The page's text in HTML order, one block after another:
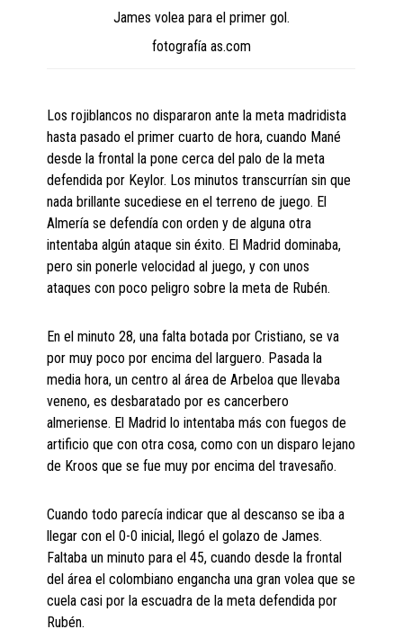
James volea para el primer gol.
fotografía as.com
Los rojiblancos no dispararon ante la meta madridista
hasta pasado el primer cuarto de hora, cuando Mané
desde la frontal la pone cerca del palo de la meta
defendida por Keylor. Los minutos transcurrían sin que
nada brillante sucediese en el terreno de juego. El
Almería se defendía con orden y de alguna otra
intentaba algún ataque sin éxito. El Madrid dominaba,
pero sin ponerle velocidad al juego, y con unos
ataques con poco peligro sobre la meta de Rubén.
En el minuto 28, una falta botada por Cristiano, se va
por muy poco por encima del larguero. Pasada la
media hora, un centro al área de Arbeloa que llevaba
veneno, es desbaratado por es cancerbero
almeriense. El Madrid lo intentaba más con fuegos de
artificio que con otra cosa, como con un disparo lejano
de Kroos que se fue muy por encima del travesaño.
Cuando todo parecía indicar que al descanso se iba a
llegar con el 0-0 inicial, llegó el golazo de James.
Faltaba un minuto para el 45, cuando desde la frontal
del área el colombiano engancha una gran volea que se
cuela casi por la escuadra de la meta defendida por
Rubén.